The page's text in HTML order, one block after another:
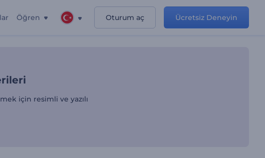
Öğren Oturum aç Ücretsiz Deneyin
Gösterileri
için resimli ve yazılı